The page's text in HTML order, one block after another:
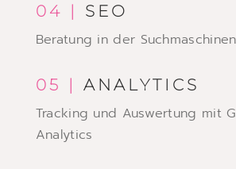
04 |
SEO
Beratung in der
05 |
ANALYTICS
Tracking und Auswertung mit
Analytics